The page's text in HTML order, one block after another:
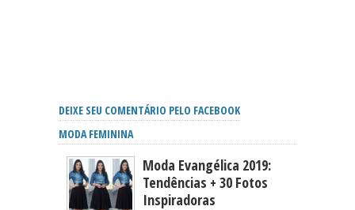
DEIXE SEU COMENTÁRIO PELO FACEBOOK
MODA FEMININA
Moda Evangélica 2019:
Tendências + 30 Fotos
Inspiradoras